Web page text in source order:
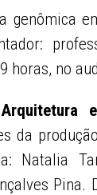
genômica
horas, no
da
Natalia
Pina.